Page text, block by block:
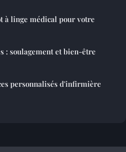
à linge médical pour votre
: soulagement et bien-être
personnalisés d'infirmière